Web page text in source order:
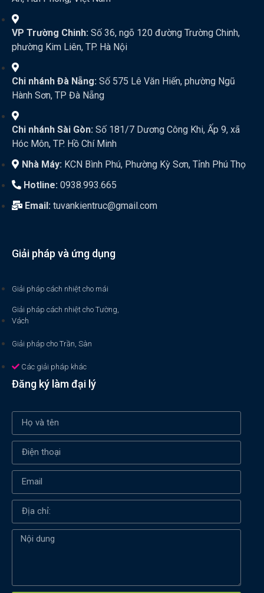
VP Trường Chinh: Số 36, ngõ 120 đường Trường Chinh,
phường Kim Liên, TP. Hà Nội
Chi nhánh Đà Nẵng: Số 575 Lê Văn Hiến, phường Ngũ
Hành Sơn, TP Đà Nẵng
Chi nhánh Sài Gòn: Số 181/7 Dương Công Khi, Ấp 9, xã
Hóc Môn, TP. Hồ Chí Minh
Nhà Máy: KCN Bình Phú, Phường Kỳ Sơn, Tỉnh Phú Thọ
Hotline: 0938.993.665
Email: tuvankientruc@gmail.com
Giải pháp và ứng dụng
Giải pháp cách nhiệt cho mái
Giải pháp cách nhiệt cho Tường,
Vách
Giải pháp cho Trần, Sàn
Các giải pháp khác
Đăng ký làm đại lý
Xin chào! Em là chuyên